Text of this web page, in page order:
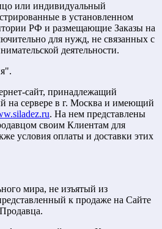
или индивидуальный
в установленном
РФ и размещающие Заказы на
для нужд, не связанных с
деятельности.
сайт, принадлежащий
на сервере в г. Москва и имеющий
. На нем представлены
своим Клиентам для
условия оплаты и доставки этих
мира, не изъятый из
к продаже на Сайте